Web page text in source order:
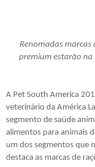
Renomadas marcas
premium estarão na
A Pet South America
veterinário da América
segmento de saúde
alimentos para animais
um dos segmentos que
destaca as marcas de